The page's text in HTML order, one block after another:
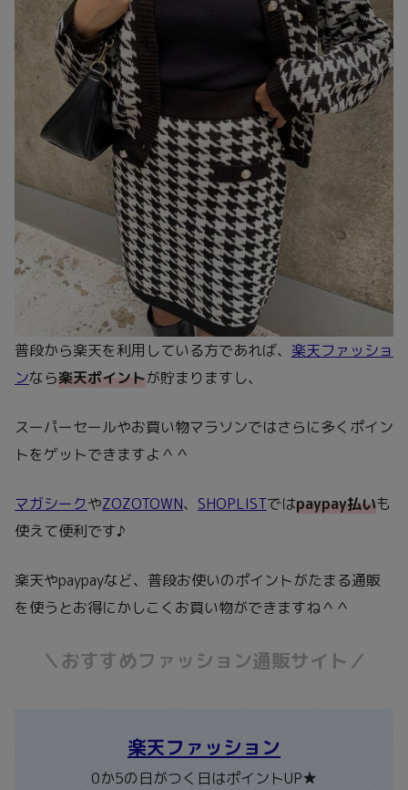
普段から楽天を利用している方であれば、 楽天ファッショ
ンなら楽天ポイントが貯まりますし、
スーパーセールやお買い物マラソンではさらに多くポイン
トをゲットできますよ＾＾
マガシークやZOZOTOWN、 SHOPLISTではpaypay払いも
使えて便利です♪
楽天やpaypayなど、普段お使いのポイントがたまる通販
を使うとお得にかしこくお買い物ができますね＾＾
＼おすすめファッション通販サイト／
楽天ファッション
0か5の日がつく日はポイントUP★